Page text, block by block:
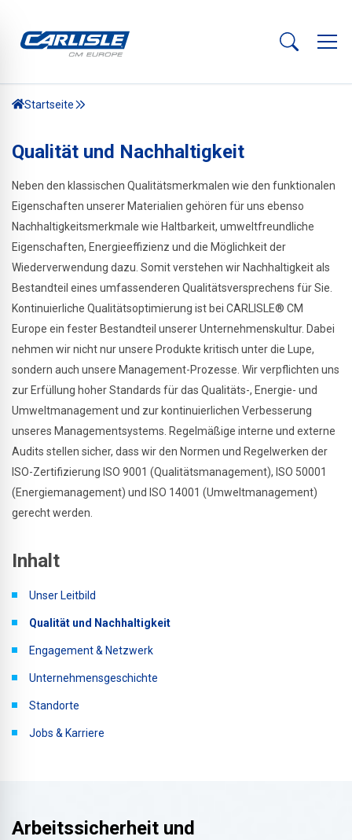
Startseite
Qualität und Nachhaltigkeit
Neben den klassischen Qualitätsmerkmalen wie den funktionalen
Eigenschaften unserer Materialien gehören für uns ebenso
Nachhaltigkeitsmerkmale wie Haltbarkeit, umweltfreundliche
Eigenschaften, Energieeffizienz und die Möglichkeit der
Wiederverwendung dazu. Somit verstehen wir Nachhaltigkeit als
Bestandteil eines umfassenderen Qualitätsversprechens für Sie.
Kontinuierliche Qualitätsoptimierung ist bei CARLISLE® CM
Europe ein fester Bestandteil unserer Unternehmenskultur. Dabei
nehmen wir nicht nur unsere Produkte kritisch unter die Lupe,
sondern auch unsere Management-Prozesse. Wir verpflichten uns
zur Erfüllung hoher Standards für das Qualitäts-, Energie- und
Umweltmanagement und zur kontinuierlichen Verbesserung
unseres Managementsystems. Regelmäßige interne und externe
Audits stellen sicher, dass wir den Normen und Regelwerken der
ISO-Zertifizierung ISO 9001 (Qualitätsmanagement), ISO 50001
(Energiemanagement) und ISO 14001 (Umweltmanagement)
gerecht werden.
Inhalt
Unser Leitbild
Qualität und Nachhaltigkeit
Engagement & Netzwerk
Unternehmensgeschichte
Standorte
Jobs & Karriere
Arbeitssicherheit und